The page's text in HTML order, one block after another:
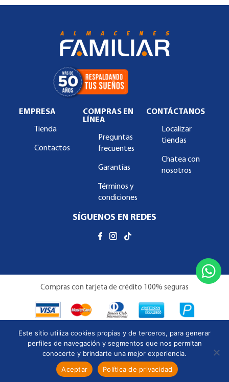
Whatsapp
Crédito
Directo
Nuestras
Sucursales
EMPRESA
Tienda
Contactos
COMPRAS EN
LÍNEA
Preguntas
frecuentes
Garantías
Términos y
condiciones
CONTÁCTANOS
Localizar
tiendas
Chatea con
nosotros
SÍGUENOS EN REDES
Compras con tarjeta de crédito 100% seguras
Copyright © Almacenes Familiar 2026 | Todos los derechos
reservados.
Este sitio utiliza cookies propias y de terceros, para generar
perfiles de navegación y segmentos que nos permitan
conocerte y brindarte una mejor experiencia.
Aceptar
Política de privacidad